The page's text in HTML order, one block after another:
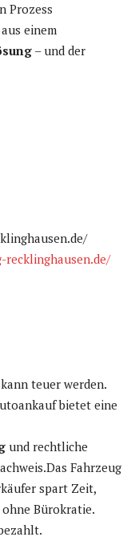
Prozess
einem
– und der
teuer werden.
bietet eine
und rechtliche
Fahrzeug
spart Zeit,
ohne Bürokratie.